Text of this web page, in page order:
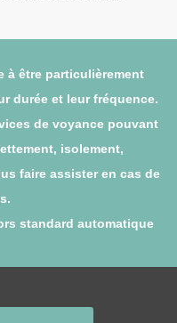
à être particulièrement
durée et leur fréquence.
de voyance pouvant
isolement,
faire assister en cas de
standard automatique